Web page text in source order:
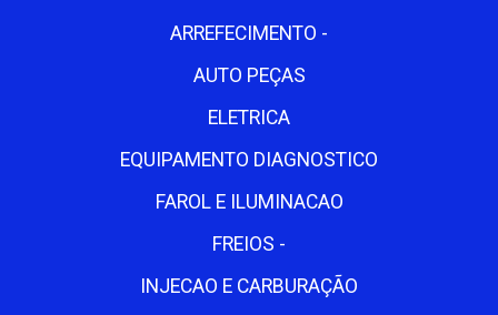
ARREFECIMENTO -
AUTO PEÇAS
ELETRICA
EQUIPAMENTO DIAGNOSTICO
FAROL E ILUMINACAO
FREIOS -
INJECAO E CARBURAÇÃO